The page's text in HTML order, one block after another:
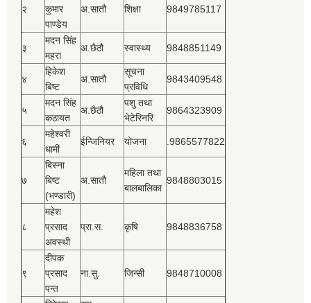
२
कुमार
पाण्डेय
अ.सातौ शिक्षा 9849785117
३
मदन सिंह
महरा
अ.छैठौ स्वास्थ्य 9848851149
४
हिकेश
बिष्‍ट
अ.सातौ
सूचना
प्रविधि
9843409548
५
मदन सिंह
कठायत
अ.छैठौ
पशु तथा
भेटेरिनरि
9864323909
६
महेश्‍वरी
धामी
ईन्जिनियर योजना .9865577822
७
बिस्‍ना
बिष्‍ट
(भण्डारी)
अ.सातौ
महिला तथा
बालबालिका
9848803015
८
महेश
प्रसाद
अवस्थी
प्रा.स. कृषि 9848836758
९
दीपक
प्रसाद
पन्त
ना.सु. जिन्सी 9848710008